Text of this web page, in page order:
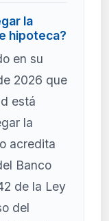
la
hipoteca?
en su
2026 que
está
la
acredita
Banco
de la Ley
del